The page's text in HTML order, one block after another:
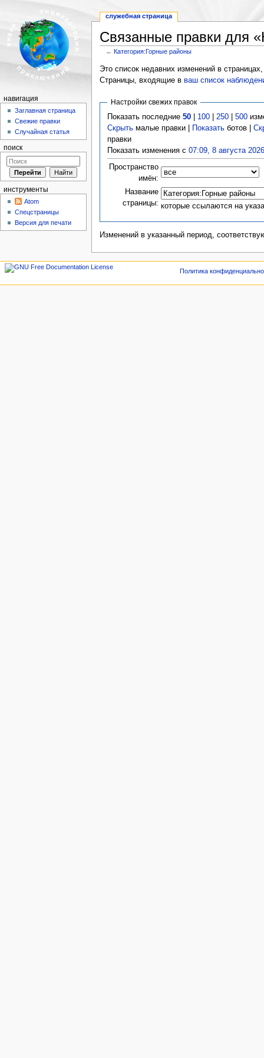
Связанные правки для
←Категория:Горные районы
Это список недавних изменений в
Страницы, входящие в ваш список
Настройки свежих правок
Показать последние50 100 |250 |500
Скрыть малые правки | Показать ботов |
правки
Показать изменения с07:09, 8 августа
Пространство
имён:
Название
страницы: которые ссылаются на
Изменений в указанный период,
служебная страница
навигация
Заглавная страница
Свежие правки
Случайная статья
поиск
инструменты
Atom
Спецстраницы
Версия для печати
Политика